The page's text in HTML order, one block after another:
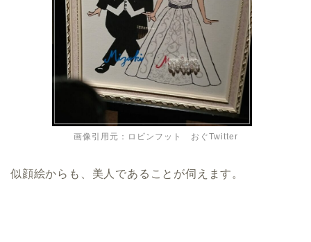
画像引用元：ロビンフット おぐTwitter
似顔絵からも、美人であることが伺えます。